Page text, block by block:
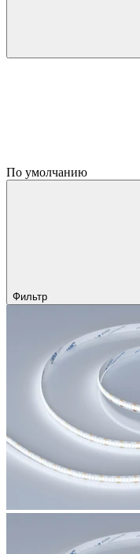
По умолчанию
Фильтр